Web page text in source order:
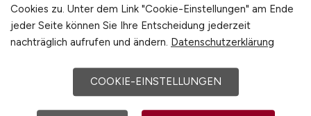
Cookies zu. Unter dem Link "Cookie-Einstellungen" am Ende
jeder Seite können Sie Ihre Entscheidung jederzeit
nachträglich aufrufen und ändern. Datenschutzerklärung
COOKIE-EINSTELLUNGEN